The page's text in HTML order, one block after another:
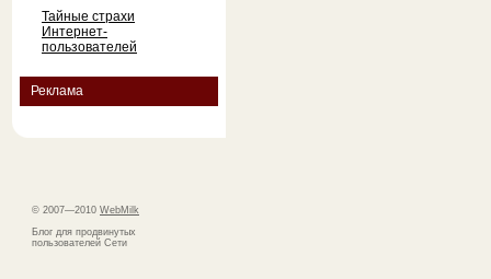
Тайные страхи
Интернет-
пользователей
Реклама
© 2007—2010 WebMilk
Блог для продвинутых
пользователей Сети